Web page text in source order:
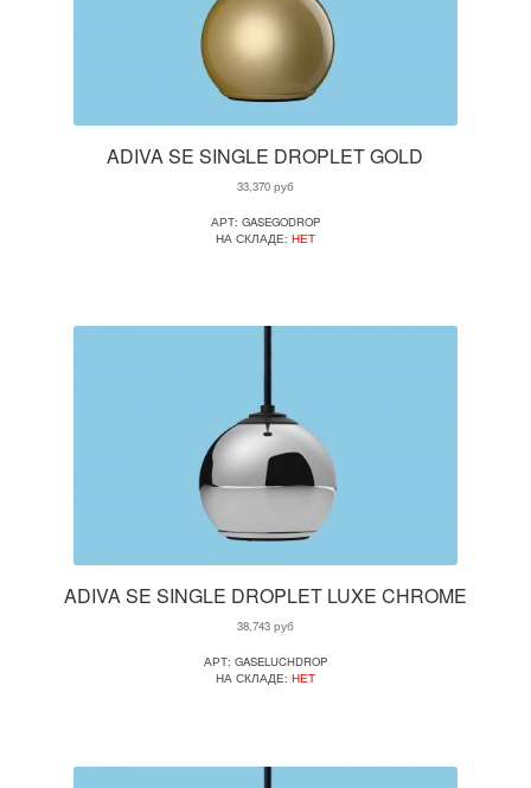
ADIVA SE SINGLE DROPLET GOLD
33,370руб
АРТ: GASEGODROP
НА СКЛАДЕ: НЕТ
ADIVA SE SINGLE DROPLET LUXE CHROME
38,743руб
АРТ: GASELUCHDROP
НА СКЛАДЕ: НЕТ